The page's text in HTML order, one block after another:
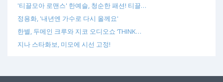
'티끌모아 로맨스' 한예슬, 청순한 패션! 티끌…
정용화, '내년엔 가수로 다시 올께요'
한별, 두메인 크루와 지코 오디오쇼 ‘THINK…
지나 스타화보, 미모에 시선 고정!